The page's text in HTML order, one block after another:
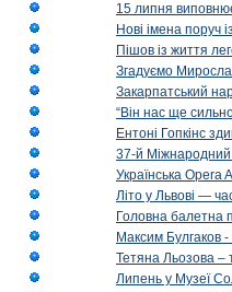
15 липня
Нові імена поруч
Пішов із життя
Згадуємо
Закарпатський
“Він нас ще
Ентоні Гопкінс
37-й Міжнародний
Українська Opera
Літо у Львові —
Головна балетна
Максим Булгаков
Тетяна Льозова
Липень у Музеї